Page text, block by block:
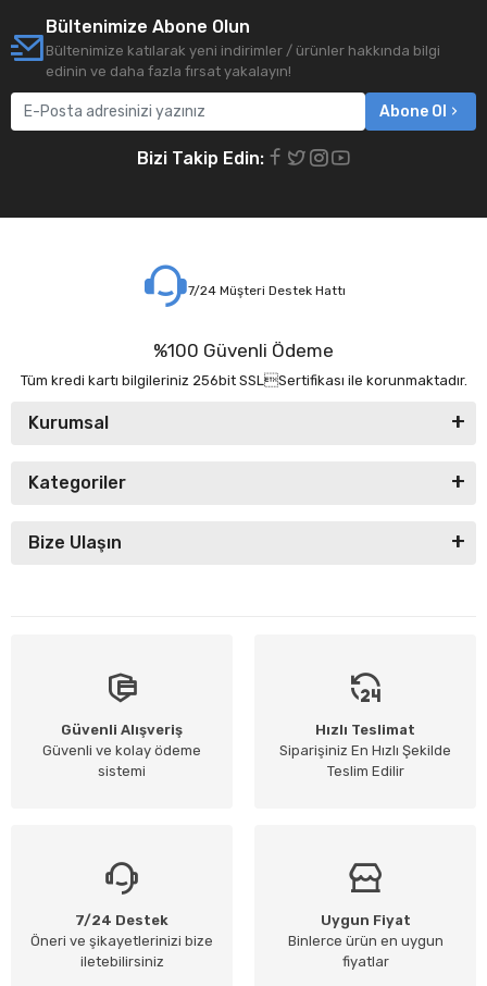
Bültenimize Abone Olun
Bültenimize katılarak yeni indirimler / ürünler hakkında bilgi
edinin ve daha fazla fırsat yakalayın!
Abone Ol
Bizi Takip Edin:
7/24 Müşteri Destek Hattı
%100 Güvenli Ödeme
Tüm kredi kartı bilgileriniz 256bit SSLSertifikası ile korunmaktadır.
Kurumsal
Kategoriler
Bize Ulaşın
Güvenli Alışveriş
Güvenli ve kolay ödeme
sistemi
Hızlı Teslimat
Siparişiniz En Hızlı Şekilde
Teslim Edilir
7/24 Destek
Öneri ve şikayetlerinizi bize
iletebilirsiniz
Uygun Fiyat
Binlerce ürün en uygun
fiyatlar